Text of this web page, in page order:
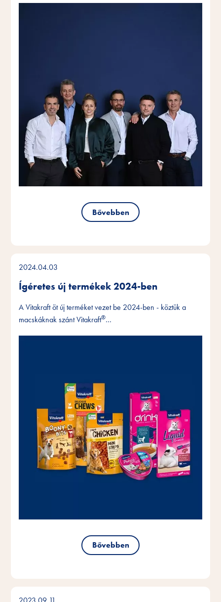
Bővebben
2024.04.03
Ígéretes új termékek 2024-ben
A Vitakraft öt új terméket vezet be 2024-ben - köztük a
macskáknak szánt Vitakraft®…
Bővebben